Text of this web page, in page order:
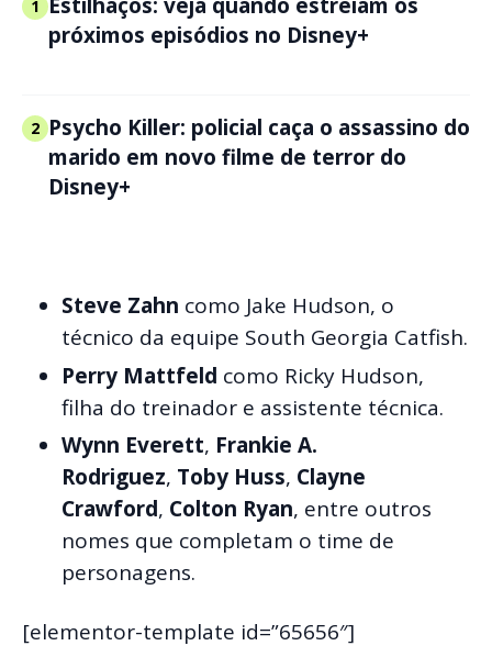
1
próximos episódios no Disney+
2 Psycho Killer: policial caça o assassino do
marido em novo filme de terror do
Disney+
Steve Zahn como Jake Hudson, o
técnico da equipe South Georgia Catfish.
Perry Mattfeld como Ricky Hudson,
filha do treinador e assistente técnica.
Wynn Everett, Frankie A.
Rodriguez, Toby Huss, Clayne
Crawford, Colton Ryan, entre outros
nomes que completam o time de
personagens.
[elementor-template id=”65656″]